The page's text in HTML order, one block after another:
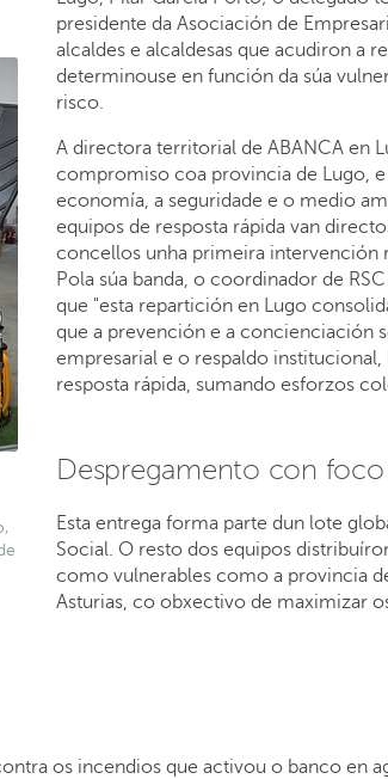
presidente da Asociación de
alcaldes e alcaldesas que acudiron a
determinouse en función da súa
risco.
A directora territorial de ABANCA en
compromiso coa provincia de Lugo, e
economía, a seguridade e o medio
equipos de resposta rápida van
concellos unha primeira intervención
Pola súa banda, o coordinador de
que "esta repartición en Lugo
que a prevención e a concienciación
empresarial e o respaldo
resposta rápida, sumando esforzos
Despregamento con foco
Esta entrega forma parte dun lote
Social. O resto dos equipos
como vulnerables como a provincia
Asturias, co obxectivo de maximizar
os incendios que activou o banco en